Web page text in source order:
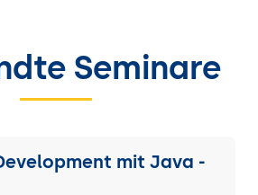
Seminare
mit Java -